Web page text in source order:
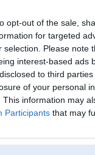
opt-out of the sale,
for targeted
selection. Please note
interest-based ads
to third
of your personal
This information may
Participants that may
Lietotājvārds:
Pilsēta:
Braucu ar:
Ziņojumi forumā: